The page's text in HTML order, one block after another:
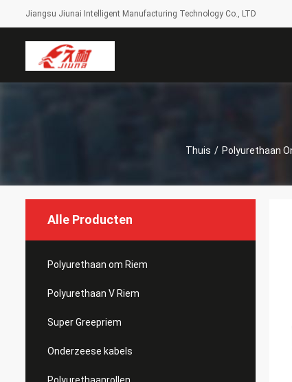
Jiangsu Jiunai Intelligent Manufacturing Technology Co., LTD
Thuis / Polyurethaan
Alle Producten
Polyurethaan om Riem
Polyurethaan V Riem
Super Greepriem
Onderzeese kabels